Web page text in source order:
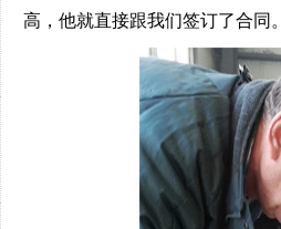
高，他就直接跟我们签订了合同。